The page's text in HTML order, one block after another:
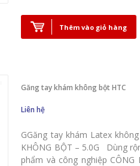
Thêm vào giỏ hàng
Găng tay khám không bột HTC
Liên hệ
GGăng tay khám Latex
KHÔNG BỘT – 5.0G Dùng
phẩm và công nghiệp